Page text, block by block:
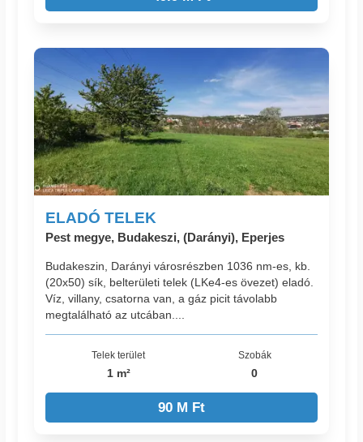
ELADÓ TELEK
Pest megye, Budakeszi, (Darányi), Eperjes
Budakeszin, Darányi városrészben 1036 nm-es, kb.
(20x50) sík, belterületi telek (LKe4-es övezet) eladó.
Víz, villany, csatorna van, a gáz picit távolabb
megtalálható az utcában....
Telek terület
1 m²
Szobák
0
90 M Ft